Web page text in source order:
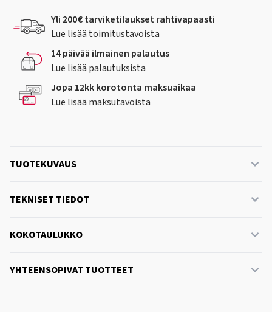
Yli 200€ tarviketilaukset rahtivapaasti
Lue lisää toimitustavoista
14 päivää ilmainen palautus
Lue lisää palautuksista
Jopa 12kk korotonta maksuaikaa
Lue lisää maksutavoista
TUOTEKUVAUS
TEKNISET TIEDOT
KOKOTAULUKKO
YHTEENSOPIVAT TUOTTEET